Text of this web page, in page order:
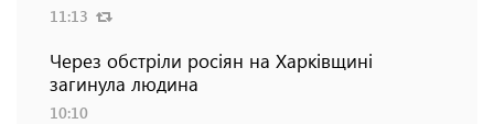
11:13
Через обстріли росіян на Харківщині
загинула людина
10:10